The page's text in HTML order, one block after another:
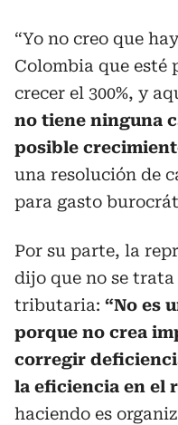
“Yo no creo que
Colombia que esté
crecer el 300%, y
no tiene ninguna
posible
una resolución de
para gasto
Por su parte, la
dijo que no se
tributaria: “No es
porque no crea
corregir
la eficiencia en el
haciendo es